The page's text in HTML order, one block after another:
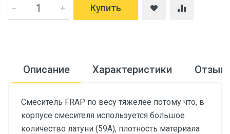
Купить
Описание Характеристики
Cмеситель FRAP по весу тяжелее потому что, в
корпусе смесителя используется большое
количество латуни (59А), плотность материала